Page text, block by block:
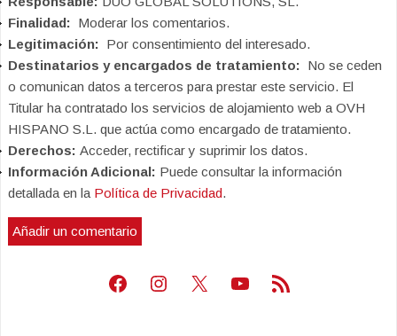
Finalidad: Moderar los comentarios.
Legitimación: Por consentimiento del interesado.
Destinatarios y encargados de tratamiento: No se ceden
o comunican datos a terceros para prestar este servicio. El
Titular ha contratado los servicios de alojamiento web a OVH
HISPANO S.L. que actúa como encargado de tratamiento.
Derechos: Acceder, rectificar y suprimir los datos.
Información Adicional: Puede consultar la información
detallada en la Política de Privacidad.
Facebook
Instagram
X Youtube
Feed RSS